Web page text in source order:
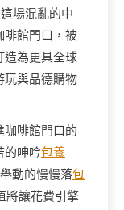
場混亂的中
啡館門口，被
造為更具全球
玩與品德購物
咖啡館門口的
的呻吟包養
動的慢慢落包
將讓花費引擎